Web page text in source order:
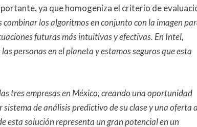
ya que homogeniza el criterio de
combinar los algoritmos en conjunto con la imagen
futuras más intuitivas y efectivas. En Intel,
personas en el planeta y estamos seguros que esta
tres empresas en México, creando una oportunidad
de análisis predictivo de su clase y una oferta
esta solución representa un gran potencial en un